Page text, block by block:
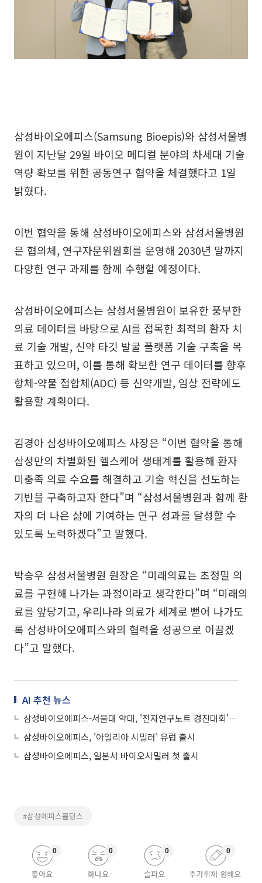
삼성바이오에피스(Samsung Bioepis)와 삼성서울병
원이 지난달 29일 바이오 메디컬 분야의 차세대 기술
역량 확보를 위한 공동연구 협약을 체결했다고 1일
밝혔다.
이번 협약을 통해 삼성바이오에피스와 삼성서울병원
은 협의체, 연구자문위원회를 운영해 2030년 말까지
다양한 연구 과제를 함께 수행할 예정이다.
삼성바이오에피스는 삼성서울병원이 보유한 풍부한
의료 데이터를 바탕으로 AI를 접목한 최적의 환자 치
료 기술 개발, 신약 타깃 발굴 플랫폼 기술 구축을 목
표하고 있으며, 이를 통해 확보한 연구 데이터를 향후
항체-약물 접합체(ADC) 등 신약개발, 임상 전략에도
활용할 계획이다.
김경아 삼성바이오에피스 사장은 “이번 협약을 통해
삼성만의 차별화된 헬스케어 생태계를 활용해 환자
미충족 의료 수요를 해결하고 기술 혁신을 선도하는
기반을 구축하고자 한다”며 “삼성서울병원과 함께 환
자의 더 나은 삶에 기여하는 연구 성과를 달성할 수
있도록 노력하겠다”고 말했다.
박승우 삼성서울병원 원장은 “미래의료는 초정밀 의
료를 구현해 나가는 과정이라고 생각한다”며 “미래의
료를 앞당기고, 우리나라 의료가 세계로 뻗어 나가도
록 삼성바이오에피스와의 협력을 성공으로 이끌겠
다”고 말했다.
AI 추천 뉴스
삼성바이오에피스-서울대 약대, '전자연구노트 경진대회' 운영 협약 체결
삼성바이오에피스, '아일리아 시밀러' 유럽 출시
삼성바이오에피스, 일본서 바이오시밀러 첫 출시
#삼성에피스홀딩스
좋아요
0
화나요
0
슬퍼요
0
추가취재 원해요
0